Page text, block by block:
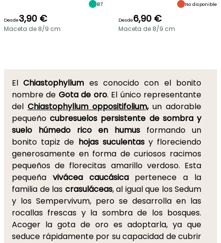
87
Desde3,90 €
Maceta de 8/9 cm
No disponible
Desde6,90 €
Maceta de 8/9 cm
ElChiastophyllum es conocido con el bonito
nombre de Gota de oro. El único representante
del Chiastophyllum oppositifolium,un adorable
pequeñocubresuelos persistente de sombra y
suelo húmedo rico en humus formando un
bonito tapiz de hojas suculentasy floreciendo
generosamente en forma de curiosos racimos
pequeños de florecitas amarillo verdoso. Esta
pequeña vivácea caucásicapertenece a la
familia de las crasuláceas, al igual que los Sedum
y los Sempervivum, pero se desarrolla en las
rocallas frescas y la sombra de los bosques.
Acoger la gota de oro es adoptarla, ya que
seduce rápidamente por su capacidad de cubrir